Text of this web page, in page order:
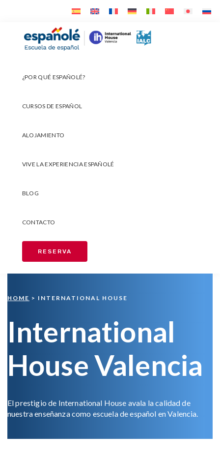
navegación
contenido
¿POR QUÉ ESPAÑOLÉ?
CURSOS DE ESPAÑOL
ALOJAMIENTO
VIVE LA EXPERIENCIA ESPAÑOLÉ
BLOG
CONTACTO
RESERVA
HOME > INTERNATIONAL HOUSE
International
House Valencia
El prestigio de International House avala la calidad de
nuestra enseñanza como escuela de español en Valencia.